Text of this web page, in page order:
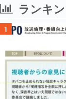
ランキ
1